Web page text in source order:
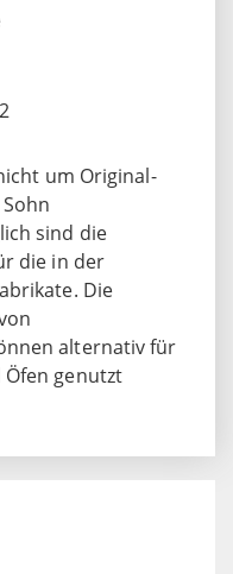
um Original-
sind die
die in der
Die
alternativ für
genutzt